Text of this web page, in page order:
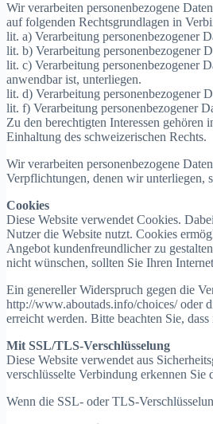
Wir verarbeiten personenbezogene
auf folgenden Rechtsgrundlagen in
lit. a) Verarbeitung personenbezogener
lit. b) Verarbeitung personenbezogener
lit. c) Verarbeitung personenbezogener
anwendbar ist, unterliegen.
lit. d) Verarbeitung personenbezogener
lit. f) Verarbeitung personenbezogener
Zu den berechtigten Interessen gehören
Einhaltung des schweizerischen Rechts.
Wir verarbeiten personenbezogene
Verpflichtungen, denen wir unterliegen,
Cookies
Diese Website verwendet Cookies.
Nutzer die Website nutzt. Cookies
Angebot kundenfreundlicher zu
nicht wünschen, sollten Sie Ihren
Ein genereller Widerspruch gegen die
http://www.aboutads.info/choices/ oder
erreicht werden. Bitte beachten Sie,
Mit SSL/TLS-Verschlüsselung
Diese Website verwendet aus
verschlüsselte Verbindung erkennen
Wenn die SSL- oder TLS-